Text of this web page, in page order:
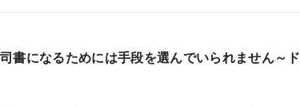
書になるためには手段を選んでいられません～ド